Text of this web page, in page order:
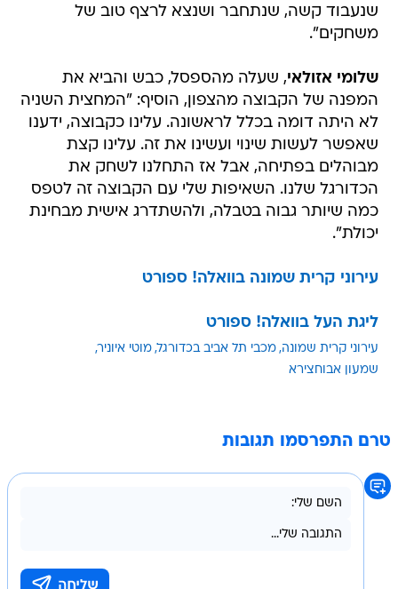
שנעבוד קשה, שנתחבר ושנצא לרצף טוב של
משחקים".
שלומי אזולאי, שעלה מהספסל, כבש והביא את
המפנה של הקבוצה מהצפון, הוסיף: "המחצית השניה
לא היתה דומה בכלל לראשונה. עלינו כקבוצה, ידענו
שאפשר לעשות שינוי ועשינו את זה. עלינו קצת
מבוהלים בפתיחה, אבל אז התחלנו לשחק את
הכדורגל שלנו. השאיפות שלי עם הקבוצה זה לטפס
כמה שיותר גבוה בטבלה, ולהשתדרג אישית מבחינת
יכולת".
עירוני קרית שמונה בוואלה! ספורט
ליגת העל בוואלה! ספורט
עירוני קרית שמונה מכבי תל אביב בכדורגל מוטי איוניר
שמעון אבוחצירא
טרם התפרסמו תגובות